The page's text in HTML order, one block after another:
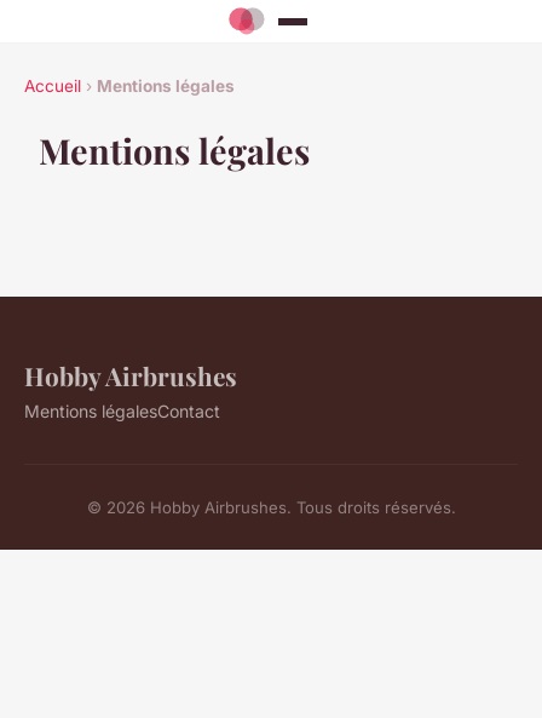
Accueil › Mentions légales
Mentions légales
Hobby Airbrushes
Mentions légalesContact
© 2026 Hobby Airbrushes. Tous droits réservés.